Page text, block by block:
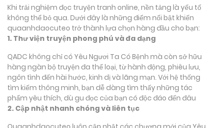
Khi trải nghiệm đọc truyện tranh online, nền tảng là yếu tố
không thể bỏ qua. Dưới đây là những điểm nổi bật khiến
quaanhdaocuteo trở thành lựa chọn hàng đầu cho bạn:
1. Thư viện truyện phong phú và đa dạng
QADC không chỉ có Yêu Ngươi Ta Có Bệnh mà còn sở hữu
hàng ngàn bộ truyện đa thể loại, từ hành động, phiêu lưu,
ngôn tình đến hài hước, kinh dị và lãng mạn. Với hệ thống
tìm kiếm thông minh, bạn dễ dàng tìm thấy những tác
phẩm yêu thích, dù gu đọc của bạn có độc đáo đến đâu
2. Cập nhật nhanh chóng và liên tục